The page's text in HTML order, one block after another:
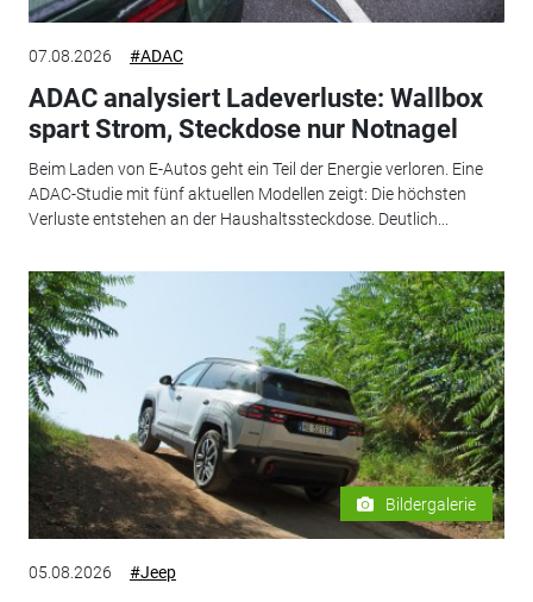
07.08.2026 #ADAC
ADAC analysiert Ladeverluste: Wallbox
spart Strom, Steckdose nur Notnagel
Beim Laden von E-Autos geht ein Teil der Energie verloren. Eine
ADAC-Studie mit fünf aktuellen Modellen zeigt: Die höchsten
Verluste entstehen an der Haushaltssteckdose. Deutlich...
Bildergalerie
05.08.2026 #Jeep